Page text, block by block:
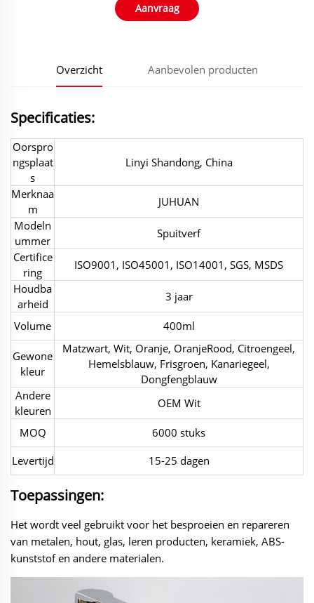
Aanvraag
Overzicht Aanbevolen producten
Specificaties:
Oorspro
ngsplaat
s
Linyi Shandong, China
Merknaa
m
JUHUAN
Modeln
ummer
Spuitverf
Certifice
ring
ISO9001, ISO45001, ISO14001, SGS, MSDS
Houdba
arheid
3 jaar
Volume 400ml
Gewone
kleur
Matzwart, Wit, Oranje, OranjeRood, Citroengeel,
Hemelsblauw, Frisgroen, Kanariegeel,
Dongfengblauw
Andere
kleuren
OEM Wit
MOQ
6000 stuks
Levertijd
15-25 dagen
Toepassingen:
Het wordt veel gebruikt voor het besproeien en repareren
van metalen, hout, glas, leren producten, keramiek, ABS-
kunststof en andere materialen.